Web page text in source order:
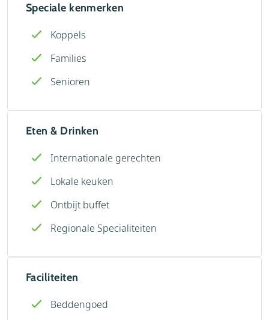
Speciale kenmerken
Koppels
Families
Senioren
Eten & Drinken
Internationale gerechten
Lokale keuken
Ontbijt buffet
Regionale Specialiteiten
Faciliteiten
Beddengoed